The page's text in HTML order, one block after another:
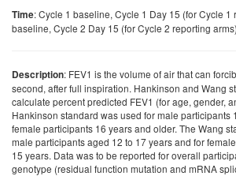
Time: Cycle 1 baseline, Cycle 1 Day 15 (for Cycle 1
baseline, Cycle 2 Day 15 (for Cycle 2 reporting arms)
Description: FEV1 is the volume of air that can
second, after full inspiration. Hankinson and Wang
calculate percent predicted FEV1 (for age, gender,
Hankinson standard was used for male participants
female participants 16 years and older. The Wang
male participants aged 12 to 17 years and for
15 years. Data was to be reported for overall
genotype (residual function mutation and mRNA